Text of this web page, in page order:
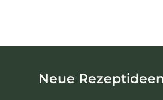
Neue